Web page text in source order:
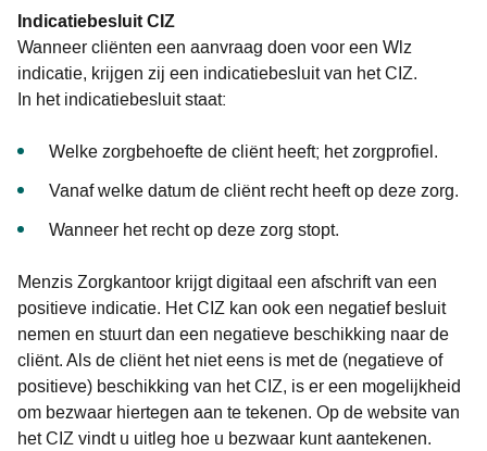
Indicatiebesluit CIZ
Wanneer cliënten een aanvraag doen voor een Wlz
indicatie, krijgen zij een indicatiebesluit van het CIZ.
In het indicatiebesluit staat:
Welke zorgbehoefte de cliënt heeft; het zorgprofiel.
Vanaf welke datum de cliënt recht heeft op deze zorg.
Wanneer het recht op deze zorg stopt.
Menzis Zorgkantoor krijgt digitaal een afschrift van een
positieve indicatie. Het CIZ kan ook een negatief besluit
nemen en stuurt dan een negatieve beschikking naar de
cliënt. Als de cliënt het niet eens is met de (negatieve of
positieve) beschikking van het CIZ, is er een mogelijkheid
om bezwaar hiertegen aan te tekenen. Op de website van
het CIZ vindt u uitleg hoe u bezwaar kunt aantekenen.